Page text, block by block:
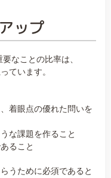
ップ
なことの比率は、
ています。
着眼点の優れた問いを
な課題を作ること
ること
うために必須であると